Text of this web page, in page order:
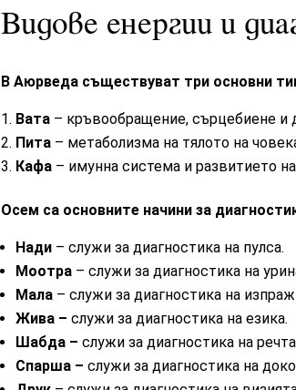
Видове енергии и
В Аюрведа съществуват три основни
Вата– кръвообращение, сърцебиене и
Пита – метаболизмана тялото на
Кафа – имунна системаи развитието
Осем са основните начини за
Нади – служи за диагностика на пулса.
Моотра – служи за диагностика на
Мала – служи за диагностика на
Жива – служи за диагностика на езика.
Шабда – служи за диагностика на речта
Спарша – служи за диагностика на